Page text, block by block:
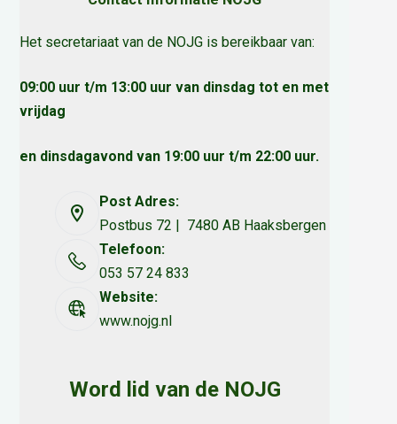
Het secretariaat van de NOJG is bereikbaar van:
09:00 uur t/m 13:00 uur van dinsdag tot en met
vrijdag
en dinsdagavond van 19:00 uur t/m 22:00 uur.
Post Adres:
Postbus 72 | 7480 AB Haaksbergen
Telefoon:
053 57 24 833
Website:
www.nojg.nl
Word lid van de NOJG